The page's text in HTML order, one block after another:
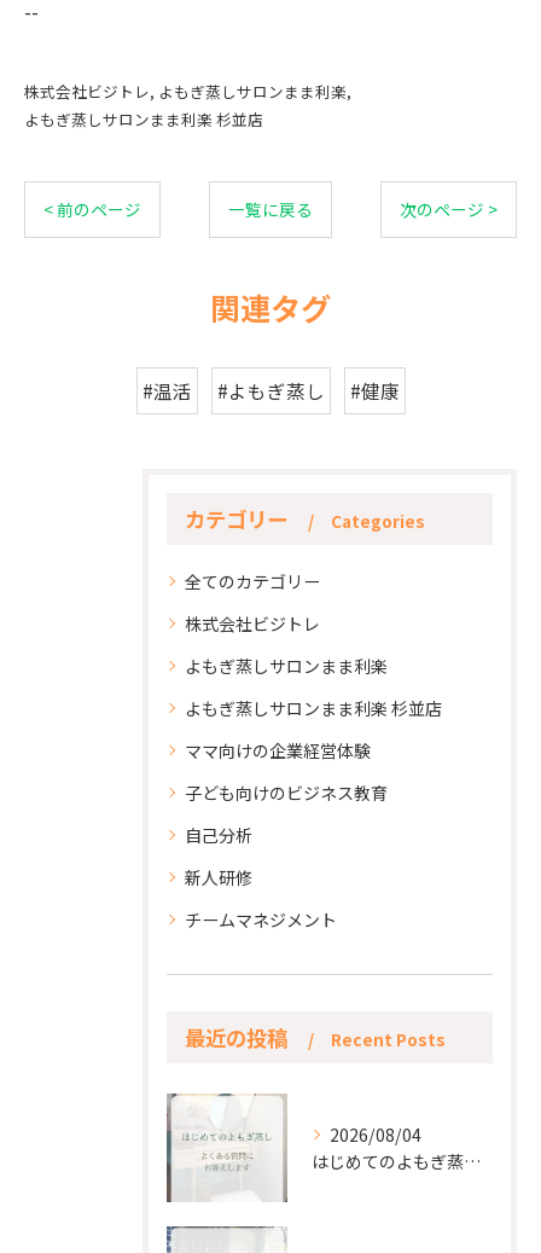
--
株式会社ビジトレ よもぎ蒸しサロンまま利楽
よもぎ蒸しサロンまま利楽 杉並店
< 前のページ 一覧に戻る 次のページ >
関連タグ
#温活 #よもぎ蒸し #健康
カテゴリー Categories
全てのカテゴリー
株式会社ビジトレ
よもぎ蒸しサロンまま利楽
よもぎ蒸しサロンまま利楽 杉並店
ママ向けの企業経営体験
子ども向けのビジネス教育
自己分析
新人研修
チームマネジメント
最近の投稿 Recent Posts
2026/08/04
はじめてのよもぎ蒸し。